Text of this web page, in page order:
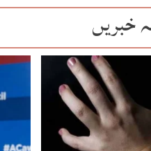
خبریں